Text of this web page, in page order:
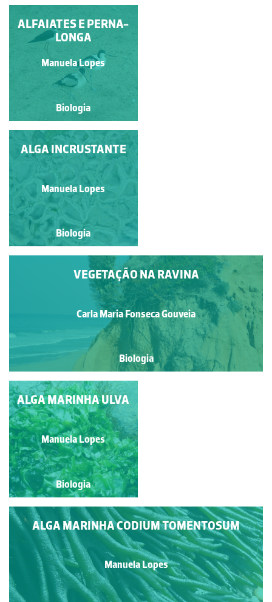
BARROEIRA
Elisabete Carvalho
Biologia
ALFAIATES E PERNA-
LONGA
Manuela Lopes
Biologia
LÍQUENE MARINHO
CIRCUNDADO POR
CRACAS
Manuela Lopes
Biologia
VEGETAÇÃO NA RAVINA
Carla Maria Fonseca Gouveia
Biologia
ALGA INCRUSTANTE
Manuela Lopes
Biologia
FEOFÍCEAS - PADINA
PAVONICA
Francisco António Fidalgo
Félix Dias
Biologia
ALGA MARINHA CODIUM TOMENTOSUM
Manuela Lopes
ALGA MARINHA ULVA
Manuela Lopes
Biologia